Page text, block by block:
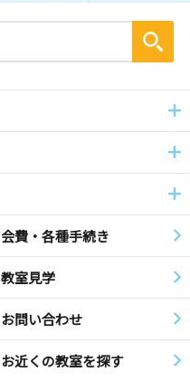
会費・各種手続き
教室見学
お問い合わせ
お近くの教室を探す